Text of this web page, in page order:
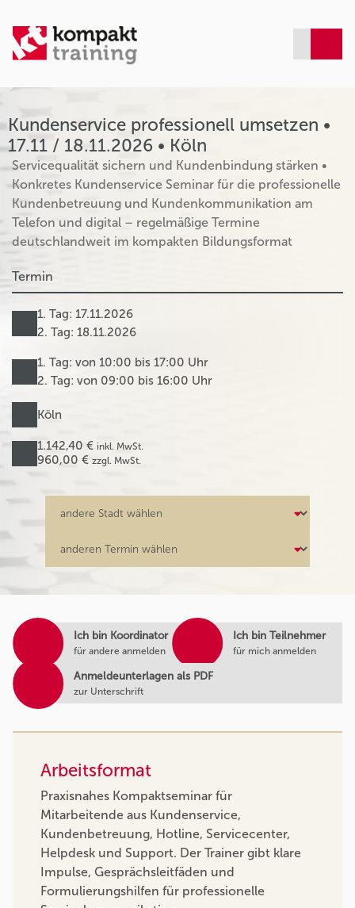
Kundenservice professionell umsetzen •
17.11 / 18.11.2026 • Köln
Servicequalität sichern und Kundenbindung stärken •
Konkretes Kundenservice Seminar für die professionelle
Kundenbetreuung und Kundenkommunikation am
Telefon und digital – regelmäßige Termine
deutschlandweit im kompakten Bildungsformat
Termin
1. Tag: 17.11.2026
2. Tag: 18.11.2026
1. Tag: von 10:00 bis 17:00 Uhr
2. Tag: von 09:00 bis 16:00 Uhr
Köln
1.142,40 € inkl. MwSt.
960,00 € zzgl. MwSt.
Arbeitsformat
Praxisnahes Kompaktseminar für
Mitarbeitende aus Kundenservice,
Kundenbetreuung, Hotline, Servicecenter,
Helpdesk und Support. Der Trainer gibt klare
Impulse, Gesprächsleitfäden und
Formulierungshilfen für professionelle
Ich bin Koordinator
für andere anmelden
Ich bin Teilnehmer
für mich anmelden
Anmeldeunterlagen als PDF
zur Unterschrift